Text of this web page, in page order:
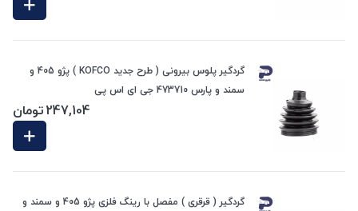
گردگیر پلوس بیرونی ( طرح جدید KOFCO ) پژو 405 و
سمند و پارس 473710 جی ای اس پی
247,104تومان
گردگیر ( قرقری ) مفصل با رینگ فلزی پژو 405 و سمند و